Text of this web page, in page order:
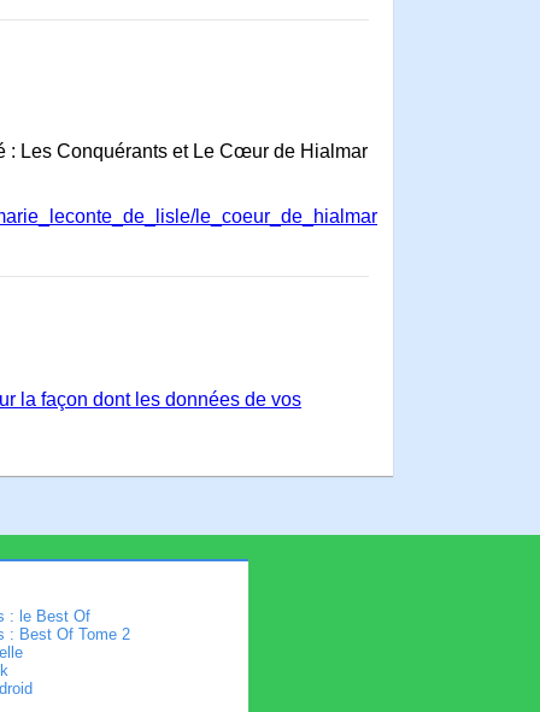
: Les Conquérants et Le Cœur de Hialmar
le_coeur_de_hialmar
la façon dont les données de vos
: le Best Of
: Best Of Tome 2